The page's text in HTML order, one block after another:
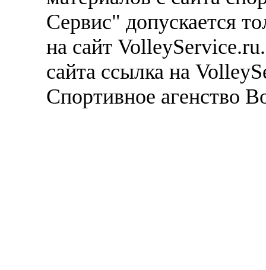
Сервис" допускается
на сайт
сайта ссылка на
Спортивное агенство